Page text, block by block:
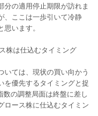
分の適用停止期限が訪れま
、ここは一歩引いて冷静
います。
株は仕込むタイミング
いては、現状の買い向かう
を優先するタイミングと捉
の調整局面は終盤に差し
ロース株に仕込むタイミン